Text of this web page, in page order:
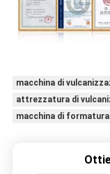
macchina di
attrezzatura di
macchina di